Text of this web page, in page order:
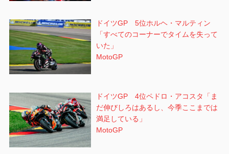
ドイツGP 5位ホルヘ・マルティン
「すべてのコーナーでタイムを失って
いた」
MotoGP
ドイツGP 4位ペドロ・アコスタ「ま
だ伸びしろはあるし、今季ここまでは
満足している」
MotoGP